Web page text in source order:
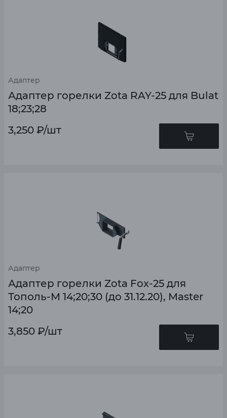
Адаптер
Адаптер горелки Zota RAY-25 для Bulat
18;23;28
3,250 ₽/шт
Адаптер
Адаптер горелки Zota Fox-25 для
Тополь-М 14;20;30 (до 31.12.20), Master
14;20
3,850 ₽/шт